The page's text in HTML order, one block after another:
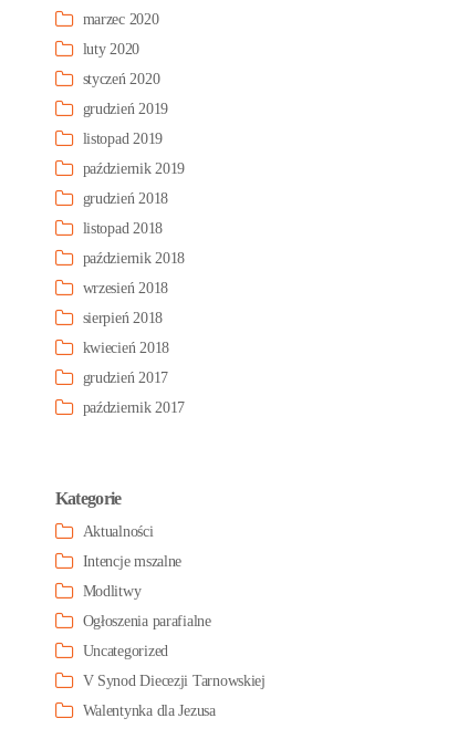
marzec 2020
luty 2020
styczeń 2020
grudzień 2019
listopad 2019
październik 2019
grudzień 2018
listopad 2018
październik 2018
wrzesień 2018
sierpień 2018
kwiecień 2018
grudzień 2017
październik 2017
Kategorie
Aktualności
Intencje mszalne
Modlitwy
Ogłoszenia parafialne
Uncategorized
V Synod Diecezji Tarnowskiej
Walentynka dla Jezusa